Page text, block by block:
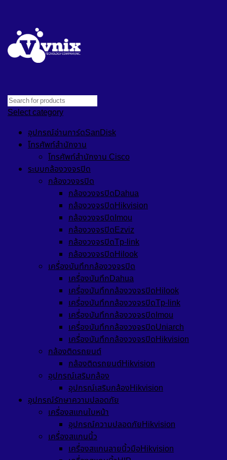
Select category
อุปกรณ์อ่านการ์ดSanDisk
โทรศัพท์สำนักงาน
โทรศัพท์สำนักงาน Cisco
ระบบกล้องวงจรปิด
กล้องวงจรปิด
กล้องวงจรปิดDahua
กล้องวงจรปิดHikvision
กล้องวงจรปิดImou
กล้องวงจรปิดEzviz
กล้องวงจรปิดTp-link
กล้องวงจรปิดHilook
เครื่องบันทึกกล้องวงจรปิด
เครื่องบันทึกDahua
เครื่องบันทึกกล้องวงจรปิดHilook
เครื่องบันทึกกล้องวงจรปิดTp-link
เครื่องบันทึกกล้องวงจรปิดImou
เครื่องบันทึกกล้องวงจรปิดUniarch
เครื่องบันทึกกล้องวงจรปิดHikvision
กล้องติดรถยนต์
กล้องติดรถยนต์Hikvision
อุปกรณ์เสริมกล้อง
อุปกรณ์เสริมกล้องHikvision
อุปกรณ์รักษาความปลอดภัย
เครื่องสแกนใบหน้า
อุปกรณ์ความปลอดภัยHikvision
เครื่องสแกนนิ้ว
เครื่องสแกนลายนิ้วมือHikvision